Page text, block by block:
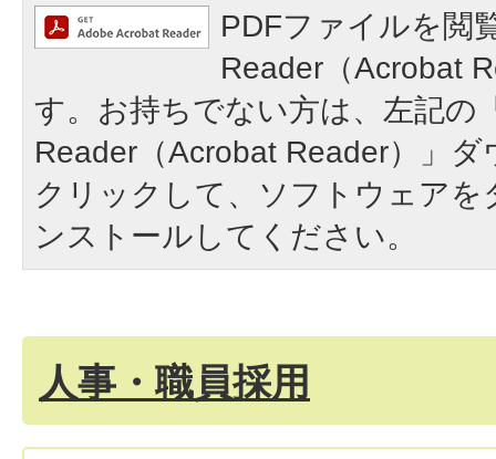
PDFファイルを閲
Reader（Acrobat
す。お持ちでない方は、左記の
Reader（Acrobat Reader）」
クリックして、ソフトウェア
ンストールしてください。
人事・職員採用